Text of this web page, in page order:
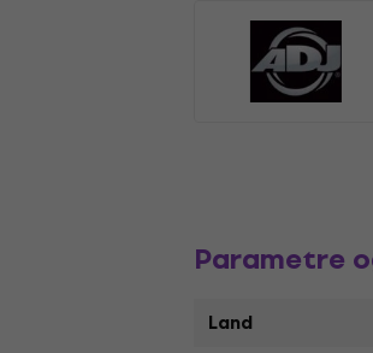
Parametre
Land